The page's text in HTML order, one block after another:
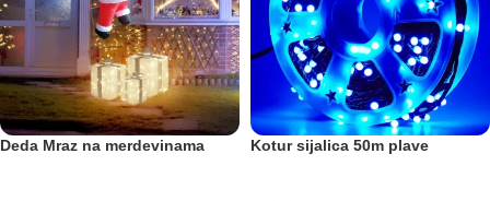
Deda Mraz na merdevinama Kotur sijalica 50m plave